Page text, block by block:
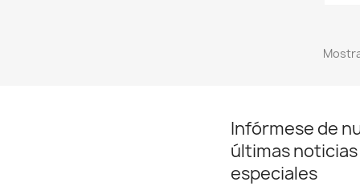
Infórmese de
últimas
especiales